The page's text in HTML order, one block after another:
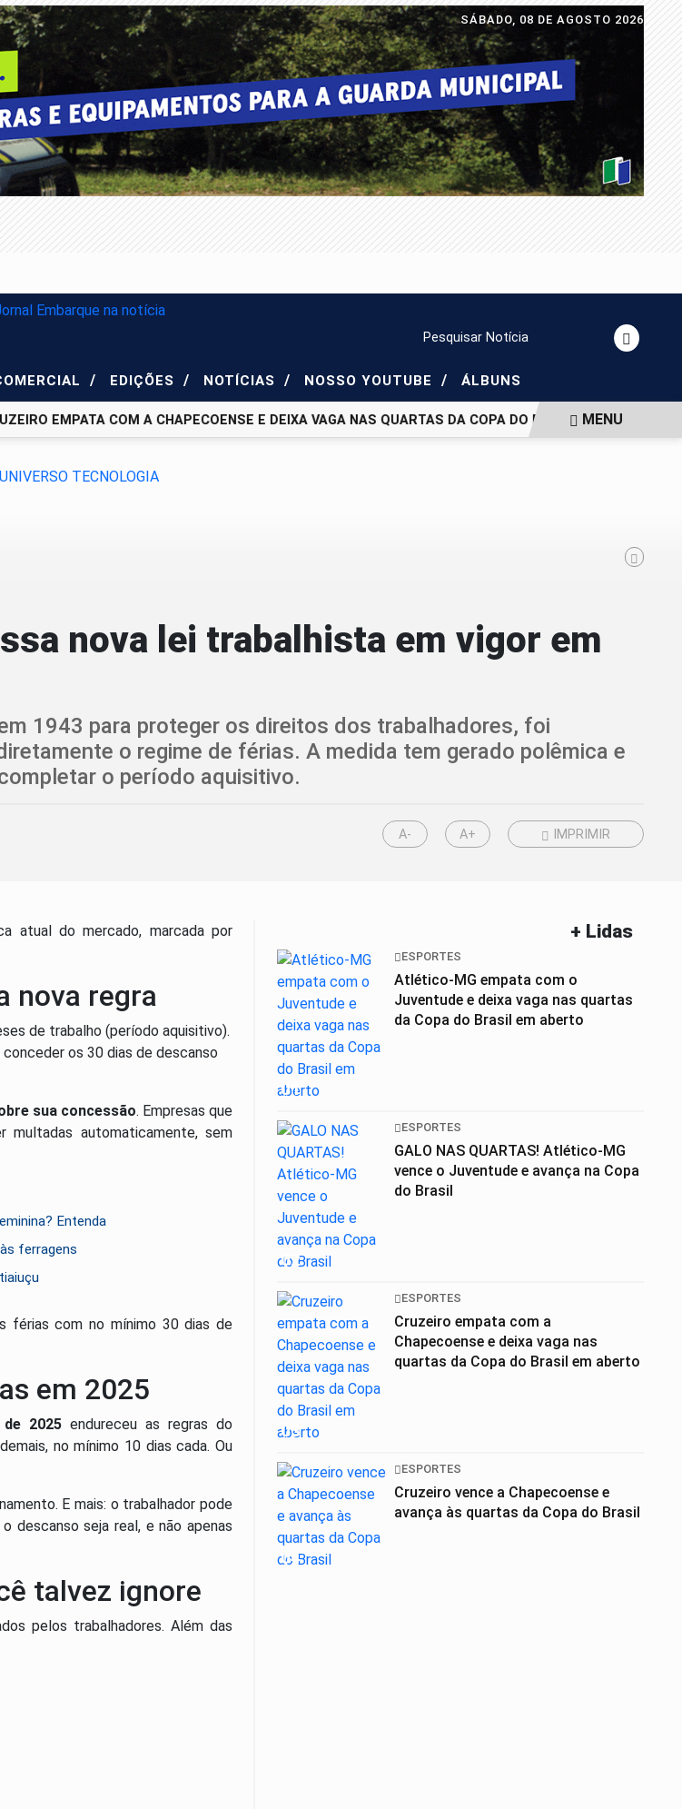
SÁBADO, 08 DE AGOSTO 2026
Pesquisar Notícia
/ EDIÇÕES / NOTÍCIAS / NOSSO YOUTUBE / ÁLBUNS
EMPATA COM A CHAPECOENSE E DEIXA VAGA NAS QUARTAS DA COPA DO BRASIL EM ABERTO
MENU
nova lei trabalhista em vigor em
1943 para proteger os direitos dos trabalhadores, foi
o regime de férias. A medida tem gerado polêmica e
o período aquisitivo.
A- A+ IMPRIMIR
atual do mercado, marcada por
nova regra
de trabalho (período aquisitivo).
os 30 dias de descanso
sua concessão. Empresas que
automaticamente, sem
Entenda
ferragens
férias com no mínimo 30 dias de
em 2025
2025 endureceu as regras do
no mínimo 10 dias cada. Ou
E mais: o trabalhador pode
descanso seja real, e não apenas
talvez ignore
pelos trabalhadores. Além das
+ Lidas
01
ESPORTES
Atlético-MG empata com o
Juventude e deixa vaga nas quartas
da Copa do Brasil em aberto
02
ESPORTES
GALO NAS QUARTAS! Atlético-MG
vence o Juventude e avança na Copa
do Brasil
03
ESPORTES
Cruzeiro empata com a
Chapecoense e deixa vaga nas
quartas da Copa do Brasil em aberto
04
ESPORTES
Cruzeiro vence a Chapecoense e
avança às quartas da Copa do Brasil